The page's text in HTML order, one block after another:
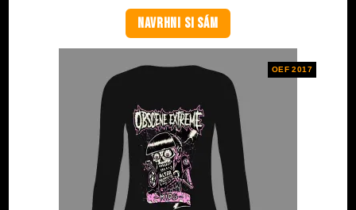
NAVRHNI SI SÁM
OEF 2017